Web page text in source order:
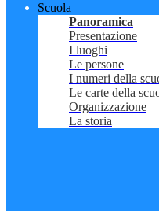
Scuola
Panoramica
Presentazione
I luoghi
Le persone
I numeri della
Le carte della
Organizzazione
La storia